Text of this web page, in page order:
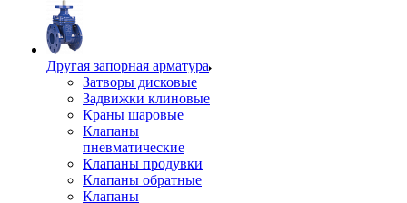
Другая запорная арматура
Затворы дисковые
Задвижки клиновые
Краны шаровые
Клапаны
пневматические
Клапаны продувки
Клапаны обратные
Клапаны